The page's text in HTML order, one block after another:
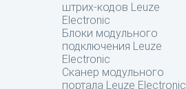
штрих-кодов Leuze
Electronic
Блоки модульного
подключения Leuze
Electronic
Сканер модульного
портала Leuze Electronic